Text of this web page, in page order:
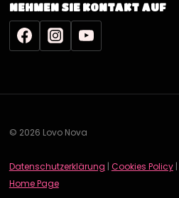
NEHMEN SIE KONTAKT AUF
© 2026 Lovo Nova
Datenschutzerklärung | Cookies Policy|
Home Page